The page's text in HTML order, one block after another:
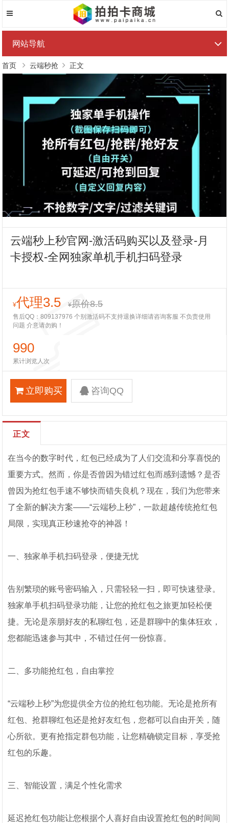
网站导航
首页 云端秒抢 正文
云端秒上秒官网-激活码购买以及登录-月
卡授权-全网独家单机手机扫码登录
¥代理3.5 ¥原价8.5
售后QQ：809137976 个别激活码不支持退换详细请咨询客服 不负责使用
问题 介意请勿购！
990
累计浏览人次
立即购买 咨询QQ
正文
在当今的数字时代，红包已经成为了人们交流和分享喜悦的
重要方式。然而，你是否曾因为错过红包而感到遗憾？是否
曾因为抢红包手速不够快而错失良机？现在，我们为您带来
了全新的解决方案——“云端秒上秒”，一款超越传统抢红包
局限，实现真正秒速抢夺的神器！
一、独家单手机扫码登录，便捷无忧
告别繁琐的账号密码输入，只需轻轻一扫，即可快速登录。
独家单手机扫码登录功能，让您的抢红包之旅更加轻松便
捷。无论是亲朋好友的私聊红包，还是群聊中的集体狂欢，
您都能迅速参与其中，不错过任何一份惊喜。
二、多功能抢红包，自由掌控
“云端秒上秒”为您提供全方位的抢红包功能。无论是抢所有
红包、抢群聊红包还是抢好友红包，您都可以自由开关，随
心所欲。更有抢指定群包功能，让您精确锁定目标，享受抢
红包的乐趣。
三、智能设置，满足个性化需求
延迟抢红包功能让您根据个人喜好自由设置抢红包的时间间